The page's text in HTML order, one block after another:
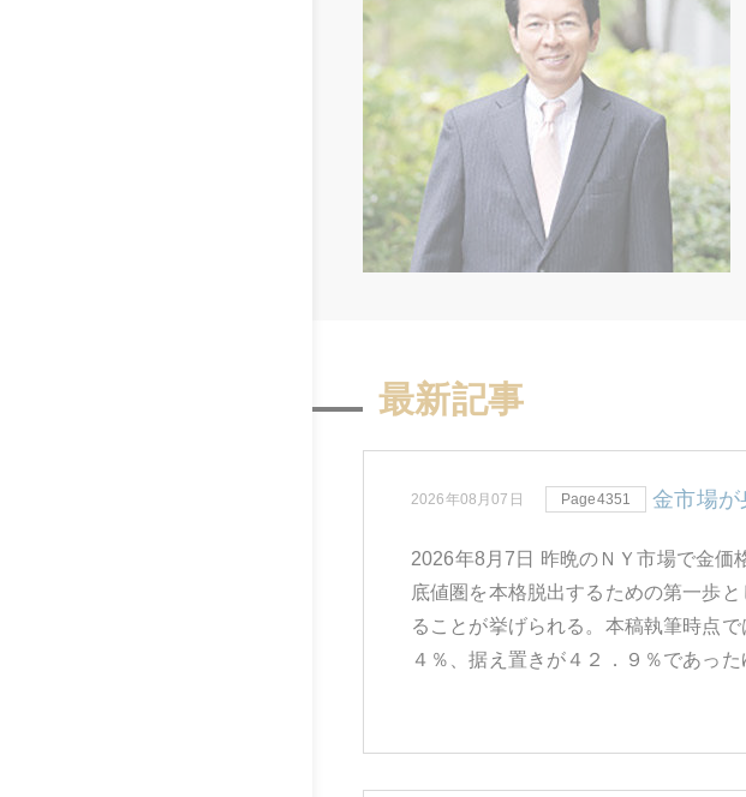
最新記事
2026年08月07日 Page4351 金市場が
2026年8月7日 昨晩のＮＹ市場で金価
底値圏を本格脱出するための第一歩
ることが挙げられる。本稿執筆時点
４％、据え置きが４２．９％であっ